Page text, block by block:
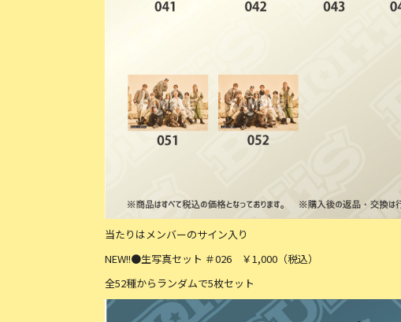
当たりはメンバーのサイン入り
NEW!!●生写真セット ＃026 ￥1,000（税込）
全52種からランダムで5枚セット